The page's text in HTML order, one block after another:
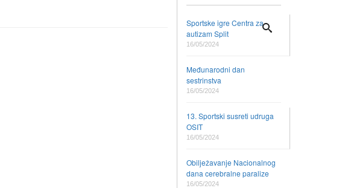
Sportske igre Centra za
autizam Split
16/05/2024
Međunarodni dan
sestrinstva
16/05/2024
13. Sportski susreti udruga
OSIT
16/05/2024
Obilježavanje Nacionalnog
dana cerebralne paralize
16/05/2024